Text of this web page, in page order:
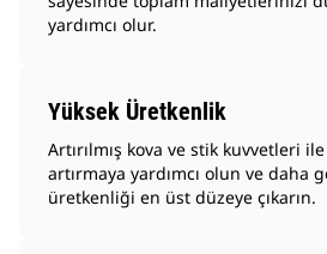
yardımcı olur.
Yüksek Üretkenlik
Artırılmış kova ve stik kuvvetleri
artırmaya yardımcı olun ve daha
üretkenliği en üst düzeye çıkarın.